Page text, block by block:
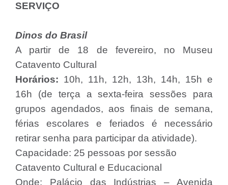
SERVIÇO
Dinos do Brasil
A partir de 18 de fevereiro, no Museu
Catavento Cultural
Horários: 10h, 11h, 12h, 13h, 14h, 15h e
16h (de terça a sexta-feira sessões para
grupos agendados, aos finais de semana,
férias escolares e feriados é necessário
retirar senha para participar da atividade).
Capacidade: 25 pessoas por sessão
Catavento Cultural e Educacional
Onde: Palácio das Indústrias – Avenida